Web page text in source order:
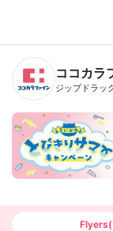
B
n
T
ココカラ
ジップドラッ
Flyers(